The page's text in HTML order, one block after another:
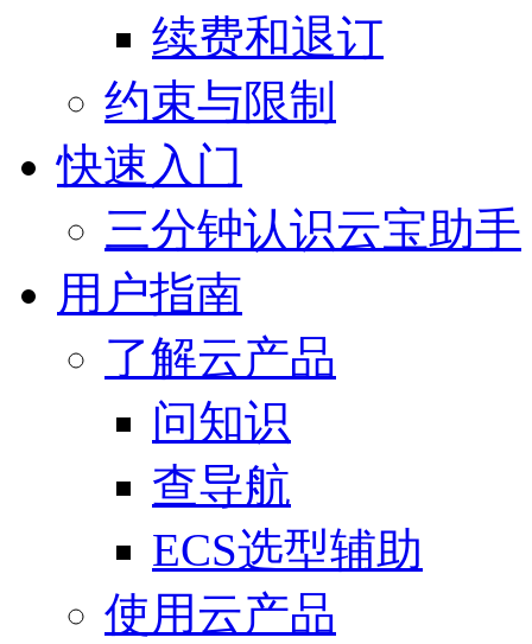
续费和退订
约束与限制
快速入门
三分钟认识云宝助手
用户指南
了解云产品
问知识
查导航
ECS选型辅助
使用云产品